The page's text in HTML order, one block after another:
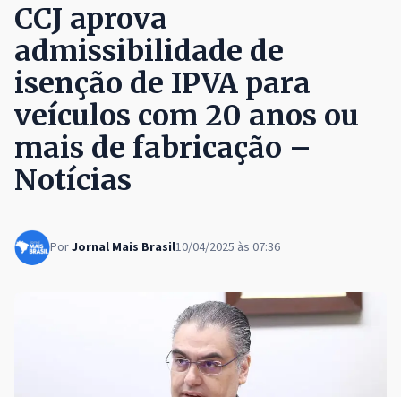
CCJ aprova
admissibilidade de
isenção de IPVA para
veículos com 20 anos ou
mais de fabricação –
Notícias
PorJornal Mais Brasil10/04/2025 às 07:36